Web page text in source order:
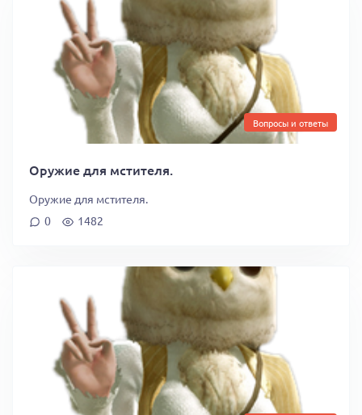
Вопросы и ответы
Оружие для мстителя.
Оружие для мстителя.
0
1482